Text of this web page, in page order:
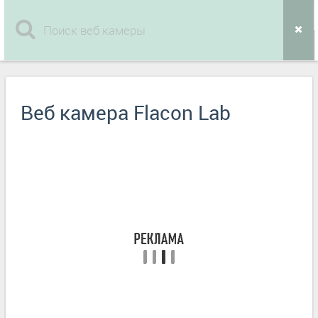
Веб камера Flacon Lab